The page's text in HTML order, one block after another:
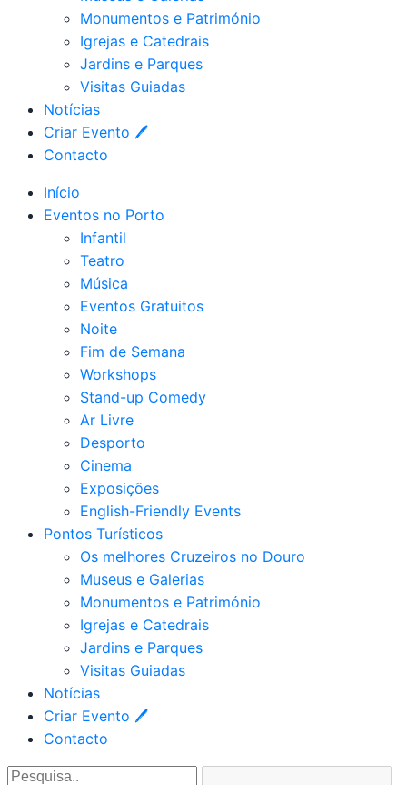
Monumentos e Património
Igrejas e Catedrais
Jardins e Parques
Visitas Guiadas
Notícias
Criar Evento 🖊
Contacto
Início
Eventos no Porto
Infantil
Teatro
Música
Eventos Gratuitos
Noite
Fim de Semana
Workshops
Stand-up Comedy
Ar Livre
Desporto
Cinema
Exposições
English-Friendly Events
Pontos Turísticos
Os melhores Cruzeiros no Douro​
Museus e Galerias
Monumentos e Património
Igrejas e Catedrais
Jardins e Parques
Visitas Guiadas
Notícias
Criar Evento 🖊
Contacto